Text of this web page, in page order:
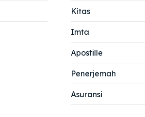
Kitas
Imta
Apostille
Penerjemah
Asuransi